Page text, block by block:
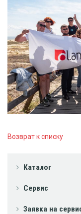
Каталог
Сервис
Заявка на
Возврат к списку